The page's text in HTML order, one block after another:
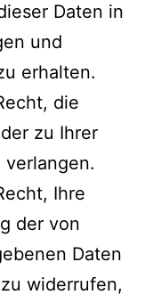
Daten in
und
erhalten.
die
zu Ihrer
verlangen.
Ihre
der von
Daten
widerrufen,